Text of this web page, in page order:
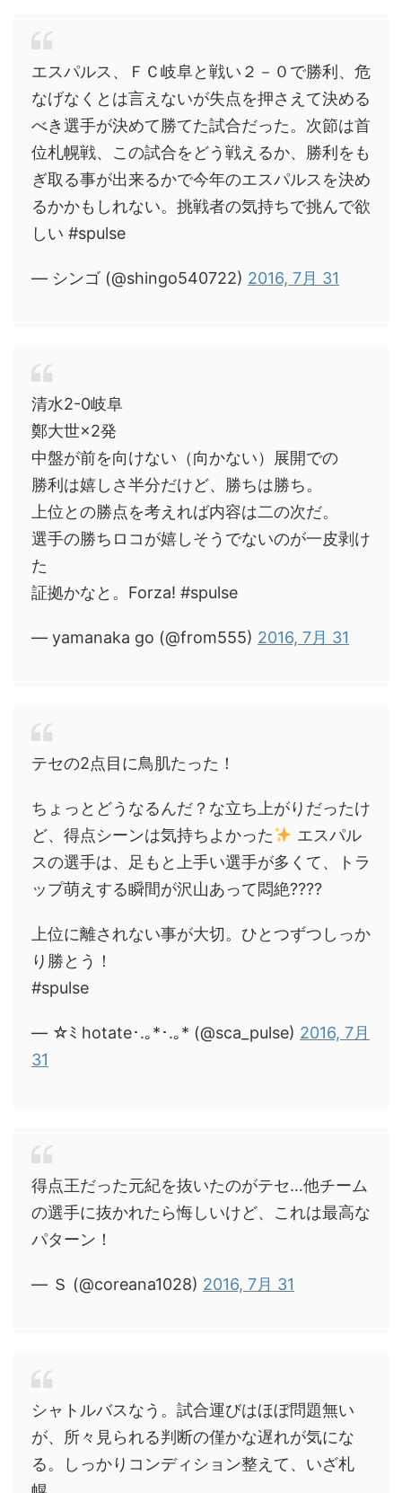
エスパルス、ＦＣ岐阜と戦い２－０で勝利、危
なげなくとは言えないが失点を押さえて決める
べき選手が決めて勝てた試合だった。次節は首
位札幌戦、この試合をどう戦えるか、勝利をも
ぎ取る事が出来るかで今年のエスパルスを決め
るかかもしれない。挑戦者の気持ちで挑んで欲
しい #spulse
— シンゴ (@shingo540722) 2016, 7月 31
清水2-0岐阜
鄭大世×2発
中盤が前を向けない（向かない）展開での
勝利は嬉しさ半分だけど、勝ちは勝ち。
上位との勝点を考えれば内容は二の次だ。
選手の勝ちロコが嬉しそうでないのが一皮剥け
た
証拠かなと。Forza! #spulse
— yamanaka go (@from555) 2016, 7月 31
テセの2点目に鳥肌たった！
ちょっとどうなるんだ？な立ち上がりだったけ
ど、得点シーンは気持ちよかった
エスパル
スの選手は、足もと上手い選手が多くて、トラ
ップ萌えする瞬間が沢山あって悶絶????
上位に離されない事が大切。ひとつずつしっか
り勝とう！
#spulse
— ☆ﾐ hotate･.｡*･.｡* (@sca_pulse) 2016, 7月
31
得点王だった元紀を抜いたのがテセ…他チーム
の選手に抜かれたら悔しいけど、これは最高な
パターン！
— Ｓ (@coreana1028) 2016, 7月 31
シャトルバスなう。試合運びはほぼ問題無い
が、所々見られる判断の僅かな遅れが気にな
る。しっかりコンディション整えて、いざ札